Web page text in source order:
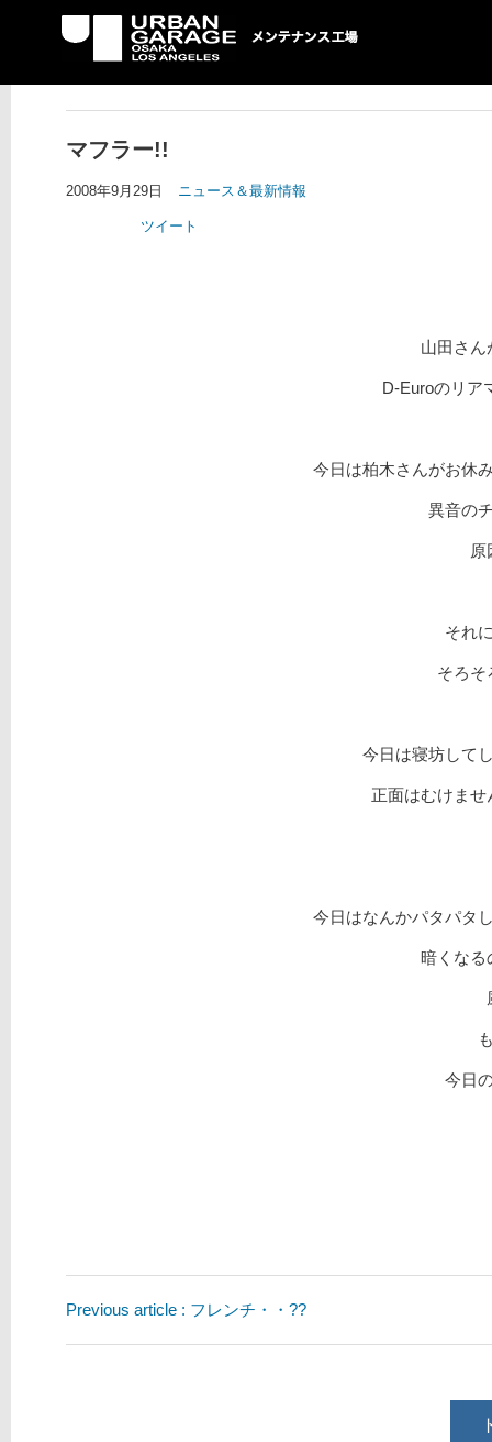
UG メンテナンス工場
マフラー!!
2008年9月29日 ニュース＆最新情報
ツイート
山田さん
D-Euroのリア
今日は柏木さんがお休
異音の
原
それ
そろそ
今日は寝坊して
正面はむけま
今日はなんかパタパタ
暗くなる
今日
Previous article : フレンチ・・??